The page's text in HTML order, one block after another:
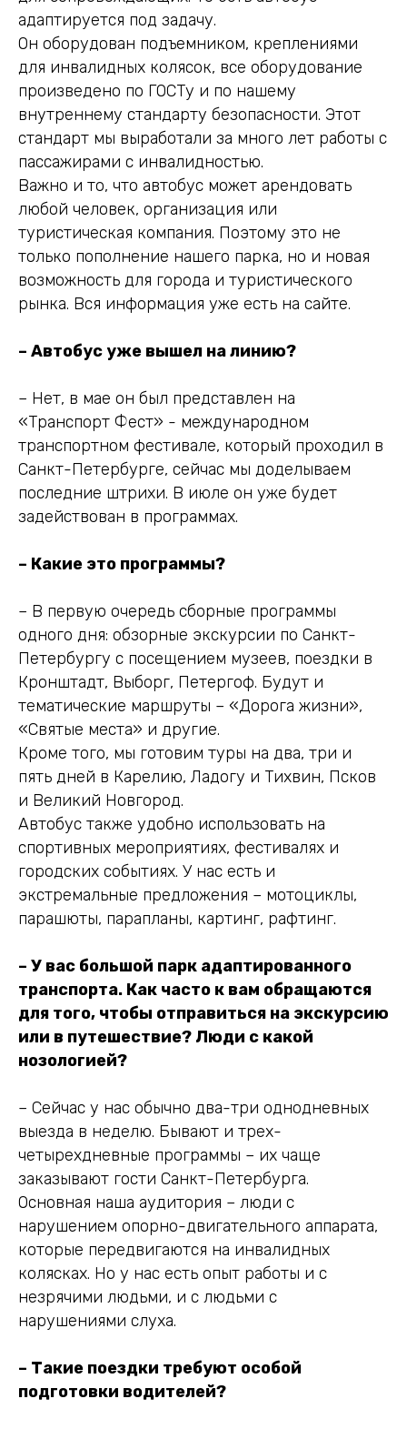
адаптируется под задачу.
Он оборудован подъемником, креплениями
для инвалидных колясок, все оборудование
произведено по ГОСТу и по нашему
внутреннему стандарту безопасности. Этот
стандарт мы выработали за много лет работы с
пассажирами с инвалидностью.
Важно и то, что автобус может арендовать
любой человек, организация или
туристическая компания. Поэтому это не
только пополнение нашего парка, но и новая
возможность для города и туристического
рынка. Вся информация уже есть на сайте.
– Автобус уже вышел на линию?
– Нет, в мае он был представлен на
«Транспорт Фест» - международном
транспортном фестивале, который проходил в
Санкт-Петербурге, сейчас мы доделываем
последние штрихи. В июле он уже будет
задействован в программах.
– Какие это программы?
– В первую очередь сборные программы
одного дня: обзорные экскурсии по Санкт-
Петербургу с посещением музеев, поездки в
Кронштадт, Выборг, Петергоф. Будут и
тематические маршруты – «Дорога жизни»,
«Святые места» и другие.
Кроме того, мы готовим туры на два, три и
пять дней в Карелию, Ладогу и Тихвин, Псков
и Великий Новгород.
Автобус также удобно использовать на
спортивных мероприятиях, фестивалях и
городских событиях. У нас есть и
экстремальные предложения – мотоциклы,
парашюты, парапланы, картинг, рафтинг.
– У вас большой парк адаптированного
транспорта. Как часто к вам обращаются
для того, чтобы отправиться на экскурсию
или в путешествие? Люди с какой
нозологией?
– Сейчас у нас обычно два-три однодневных
выезда в неделю. Бывают и трех-
четырехдневные программы – их чаще
заказывают гости Санкт-Петербурга.
Основная наша аудитория – люди с
нарушением опорно-двигательного аппарата,
которые передвигаются на инвалидных
колясках. Но у нас есть опыт работы и с
незрячими людьми, и с людьми с
нарушениями слуха.
– Такие поездки требуют особой
подготовки водителей?